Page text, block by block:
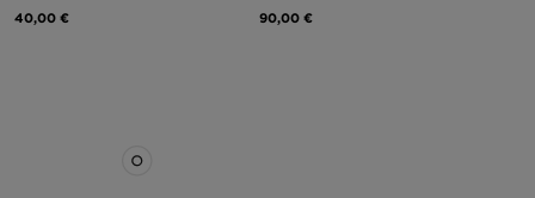
40,00 € 90,00 €